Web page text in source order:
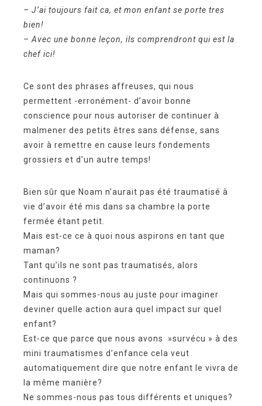
– J’ai toujours fait ca, et mon enfant se porte tres
bien!
– Avec une bonne leçon, ils comprendront qui est la
chef ici!
Ce sont des phrases affreuses, qui nous
permettent -erronément- d’avoir bonne
conscience pour nous autoriser de continuer à
malmener des petits êtres sans défense, sans
avoir à remettre en cause leurs fondements
grossiers et d’un autre temps!
Bien sûr que Noam n’aurait pas été traumatisé à
vie d’avoir été mis dans sa chambre la porte
fermée étant petit.
Mais est-ce ce à quoi nous aspirons en tant que
maman?
Tant qu’ils ne sont pas traumatisés, alors
continuons ?
Mais qui sommes-nous au juste pour imaginer
deviner quelle action aura quel impact sur quel
enfant?
Est-ce que parce que nous avons »survécu » à des
mini traumatismes d’enfance cela veut
automatiquement dire que notre enfant le vivra de
la même manière?
Ne sommes-nous pas tous différents et uniques?